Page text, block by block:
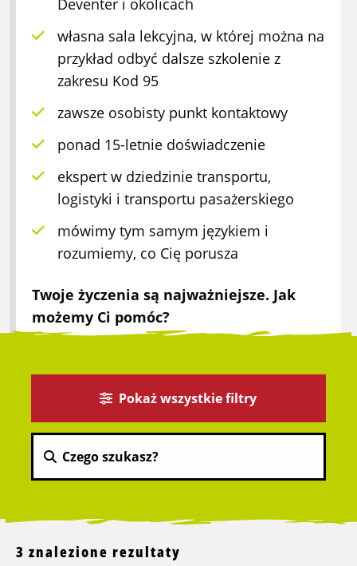
Deventer i okolicach
własna sala lekcyjna, w której można na
przykład odbyć dalsze szkolenie z
zakresu Kod 95
zawsze osobisty punkt kontaktowy
ponad 15-letnie doświadczenie
ekspert w dziedzinie transportu,
logistyki i transportu pasażerskiego
mówimy tym samym językiem i
rozumiemy, co Cię porusza
Twoje życzenia są najważniejsze. Jak
możemy Ci pomóc?
Pokaż wszystkie filtry
3 znalezione rezultaty